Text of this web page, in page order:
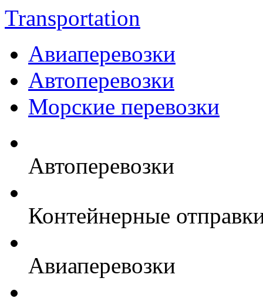
Transportation
Авиаперевозки
Автоперевозки
Морские перевозки
Автоперевозки
Контейнерные
Авиаперевозки